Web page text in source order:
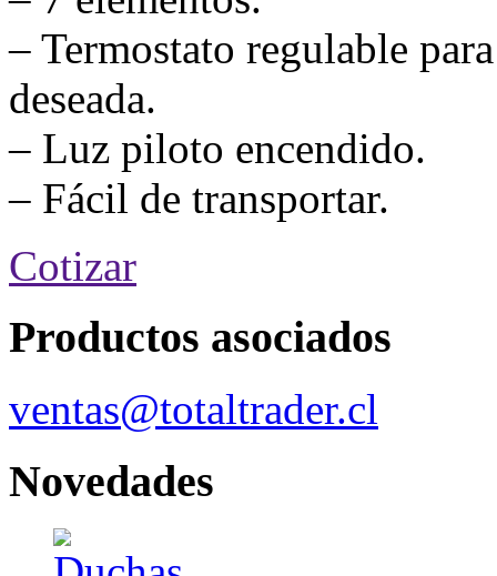
– Termostato regulable
deseada.
– Luz piloto encendido.
– Fácil de transportar.
Cotizar
Productos asociados
ventas@totaltrader.cl
Novedades